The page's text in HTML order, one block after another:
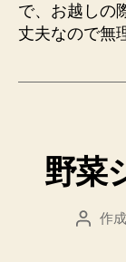
で、お越しの
丈夫なので無
野菜
投 作